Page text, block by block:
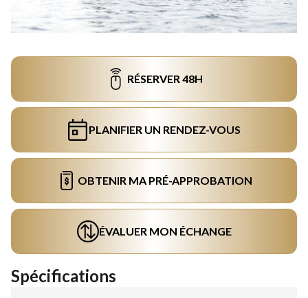
RÉSERVER 48H
PLANIFIER UN RENDEZ-VOUS
OBTENIR MA PRÉ-APPROBATION
ÉVALUER MON ÉCHANGE
Spécifications